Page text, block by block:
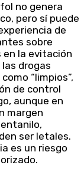
no genera
pero sí puede
de
sobre
en la evitación
drogas
“limpios”,
de control
aunque en
margen
ser letales.
es un riesgo